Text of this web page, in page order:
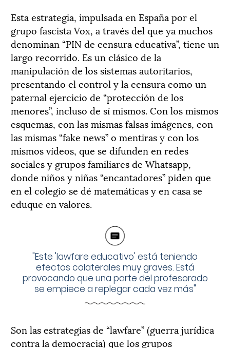
Esta estrategia, impulsada en España por el
grupo fascista Vox, a través del que ya muchos
denominan “PIN de censura educativa”, tiene un
largo recorrido. Es un clásico de la
manipulación de los sistemas autoritarios,
presentando el control y la censura como un
paternal ejercicio de “protección de los
menores”, incluso de sí mismos. Con los mismos
esquemas, con las mismas falsas imágenes, con
las mismas “fake news” o mentiras y con los
mismos vídeos, que se difunden en redes
sociales y grupos familiares de Whatsapp,
donde niños y niñas “encantadores” piden que
en el colegio se dé matemáticas y en casa se
eduque en valores.
"Este 'lawfare educativo' está teniendo
efectos colaterales muy graves. Está
provocando que una parte del profesorado
se empiece a replegar cada vez más"
Son las estrategias de “lawfare” (guerra jurídica
contra la democracia) que los grupos